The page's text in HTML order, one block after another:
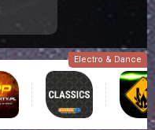
Electro & Dance